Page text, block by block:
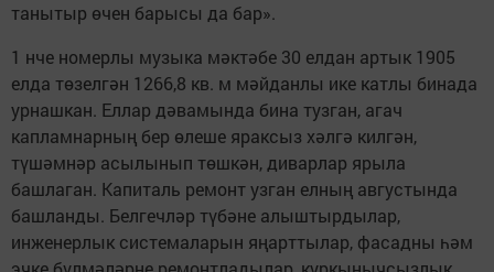
танытыр өчен барысы да бар».
1 нче номерлы музыка мәктәбе 30 елдан артык 1905
елда төзелгән 1266,8 кв. м мәйданлы ике катлы бинада
урнашкан. Еллар дәвамында бина тузган, агач
капламнарның бер өлеше яраксыз хәлгә килгән,
түшәмнәр асылынып төшкән, диварлар ярыла
башлаган. Капиталь ремонт узган елның августында
башланды. Белгечләр түбәне алыштырдылар,
инженерлык системаларын яңарттылар, фасадны һәм